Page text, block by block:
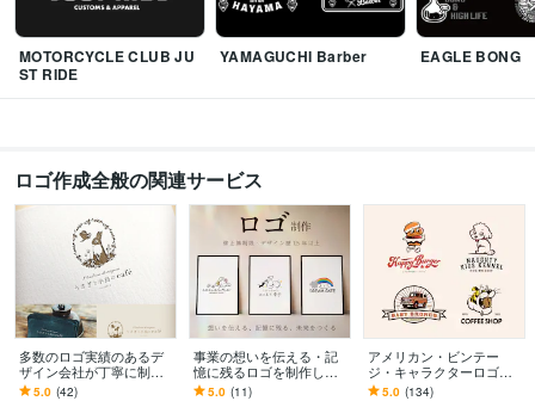
MOTORCYCLE CLUB JU
ST RIDE
YAMAGUCHI Barber EAGLE BONG
ロゴ作成全般の関連サービス
多数のロゴ実績のあるデ
ザイン会社が丁寧に制作
します 描画が得意なデザ
5.0 (42)
事業の想いを伝える・記
憶に残るロゴを制作しま
す デザイナー歴15年以
5.0 (11)
アメリカン・ビンテー
ジ・キャラクターロゴ制
作します イラストで印象
5.0 (134)